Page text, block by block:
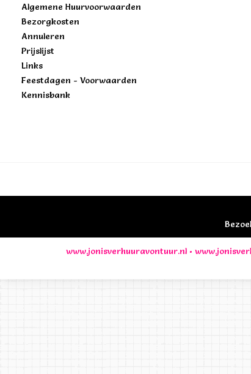
Algemene Huurvoorwaarden
Bezorgkosten
Annuleren
Prijslijst
Links
Feestdagen - Voorwaarden
Kennisbank
www.jonisverhuuravontuur.nl •